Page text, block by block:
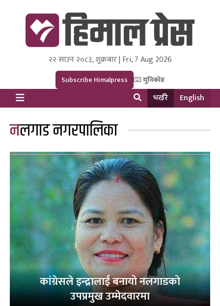
Himal Press
Dot NewsyNepal Media and Research Pvt Ltd.
२२ साउन २०८३, शुक्रबार | Fri, 7 Aug 2026
Subscribe Himalpress युनिकोड
भर्खरै English
नलगाड नगरपालिका
कांग्रेसले इन्द्रालाई बनायो नलगाडको
उपप्रमुख उम्मेदवारमा